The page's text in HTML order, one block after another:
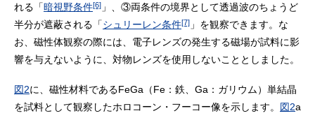
れる「暗視野条件[6] 」、③両条件の境界として透過波のちょうど
半分が遮蔽される「シュリーレン条件[7] 」を観察できます。な
お、磁性体観察の際には、電子レンズの発生する磁場が試料に影
響を与えないように、対物レンズを使用しないこととしました。
図2に、磁性材料であるFeGa（Fe：鉄、Ga：ガリウム）単結晶
を試料として観察したホロコーン・フーコー像を示します。 図2a